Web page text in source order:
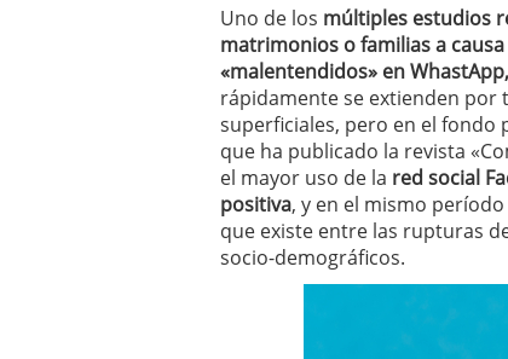
Uno de los múltiples estudios
matrimonios o familias a
«malentendidos» en WhastApp,
rápidamente se extienden por
superficiales, pero en el fondo
que ha publicado la revista
el mayor uso de la red social
positiva, y en el mismo
que existe entre las rupturas
socio-demográficos.